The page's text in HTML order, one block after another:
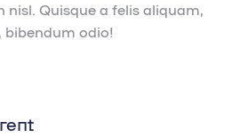
nisl. Quisque a felis aliquam,
bibendum odio!